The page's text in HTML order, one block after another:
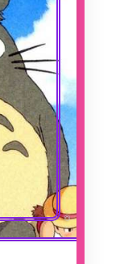
©
CRÉATEUR
PREMIÈRE
DATE
ACTIVITÉ
TAILLE
doux et
nature et
la vie de
sœurs.
PLUS